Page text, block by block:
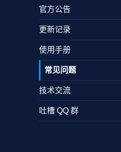
官方公告
更新记录
使用手册
常见问题
技术交流
吐槽 QQ 群